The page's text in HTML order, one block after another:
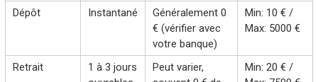
Dépôt
Instantané
Généralement 0
€ (vérifier avec
votre banque)
Min: 10 € /
Max: 5000 €
Retrait
1 à 3 jours
Peut varier,
Min: 20 € /